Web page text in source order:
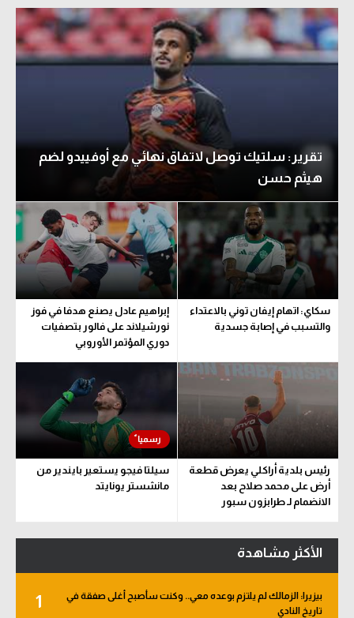
تقرير: سلتيك توصل لاتفاق نهائي مع أوفييدو لضم
هيثم حسن
سكاي: اتهام إيفان توني بالاعتداء
والتسبب في إصابة جسدية
إبراهيم عادل يصنع هدفا في فوز
نورشيلاند على فالور بتصفيات
دوري المؤتمر الأوروبي
رئيس بلدية أراكلي يعرض قطعة
أرض على محمد صلاح بعد
الانضمام لـ طرابزون سبور
سيلتا فيجو يستعير بايندير من
مانشستر يونايتد
الأكثر مشاهدة
1
بيزيرا: الزمالك لم يلتزم بوعده معي.. وكنت سأصبح أغلى صفقة في
تاريخ النادي